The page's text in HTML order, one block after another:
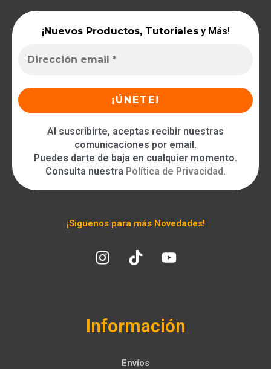
¡Nuevos Productos, Tutorialesy Más!
Al suscribirte, aceptas recibir nuestras
comunicaciones por email.
Puedes darte de baja en cualquier momento.
Consulta nuestra Política de Privacidad.
¡Siguenos para más Novedades!
Información
Envíos